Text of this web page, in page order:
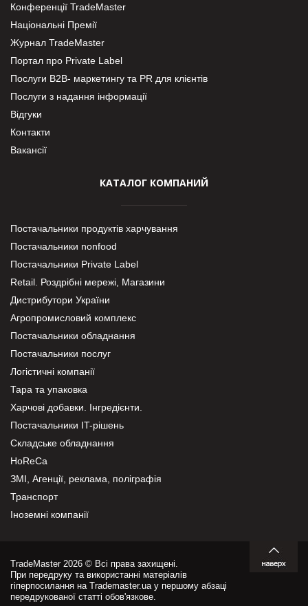
Конференції TradeMaster
Національні Премії
Журнал TradeMaster
Портал про Private Label
Послуги В2В- маркетингу та PR для клієнтів
Послуги з надання інформації
Відгуки
Контакти
Вакансії
КАТАЛОГ КОМПАНИЙ
Постачальники продуктів харчування
Постачальники nonfood
Постачальники Private Label
Retail. Роздрібні мережі, Магазини
Дистрибутори України
Агропромисловий комплекс
Постачальники обладнання
Постачальники послуг
Логістичні компанії
Тара та упаковка
Харчові добавки. Інгредієнти.
Постачальники IT-рішень
Складське обладнання
HoReCa
ЗМІ, Агенції, реклама, поліграфія
Транспорт
Іноземні компанії
TradeMaster 2026 © Всі права захищені.
При передруку та використанні матеріалів
гіперпосилання на Trademaster.ua у першому абзаці
передрукованої статті обов'язкове.